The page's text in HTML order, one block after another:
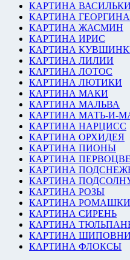
КАРТИНА ВАСИЛЬКИ
КАРТИНА ГЕОРГИНА
КАРТИНА ЖАСМИН
КАРТИНА ИРИС
КАРТИНА
КАРТИНА ЛИЛИИ
КАРТИНА ЛОТОС
КАРТИНА ЛЮТИКИ
КАРТИНА МАКИ
КАРТИНА МАЛЬВА
КАРТИНА МАТЬ-И-
КАРТИНА НАРЦИСС
КАРТИНА ОРХИДЕЯ
КАРТИНА ПИОНЫ
КАРТИНА
КАРТИНА
КАРТИНА
КАРТИНА РОЗЫ
КАРТИНА РОМАШКИ
КАРТИНА СИРЕНЬ
КАРТИНА
КАРТИНА
КАРТИНА ФЛОКСЫ